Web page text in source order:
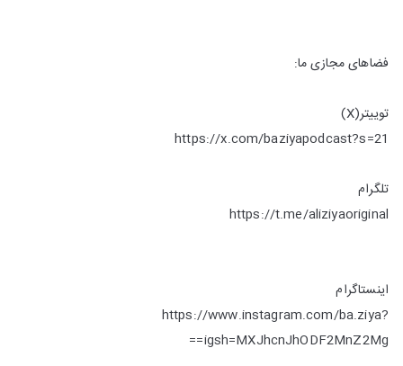
فضاهای مجازی ما:
توییتر(X)
https://x.com/baziyapodcast?s=21
تلگرام
https://t.me/aliziyaoriginal
اینستاگرام
https://www.instagram.com/ba.ziya?
igsh=MXJhcnJhODF2MnZ2Mg==